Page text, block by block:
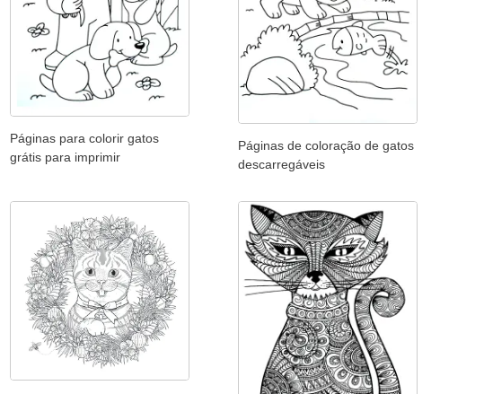
Páginas para colorir gatos
grátis para imprimir
Páginas de coloração de gatos
descarregáveis